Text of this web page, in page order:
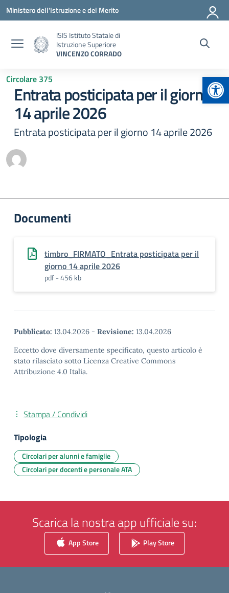
Vai ai contenuti
Vai al menu di navigazione
Vai al footer
Ministero dell'Istruzione e del Merito
ISIS Istituto Statale di
Istruzione Superiore
VINCENZO CORRADO
Circolare 375
Entrata posticipata per il giorno
14 aprile 2026
Entrata posticipata per il giorno 14 aprile 2026
Documenti
timbro_FIRMATO_Entrata posticipata per il
giorno 14 aprile 2026
pdf - 456 kb
Pubblicato: 13.04.2026 - Revisione: 13.04.2026
Eccetto dove diversamente specificato, questo articolo è
stato rilasciato sotto Licenza Creative Commons
Attribuzione 4.0 Italia.
Stampa / Condividi
Tipologia
Circolari per alunni e famiglie
Circolari per docenti e personale ATA
Scarica la nostra app ufficiale su:
App Store Play Store